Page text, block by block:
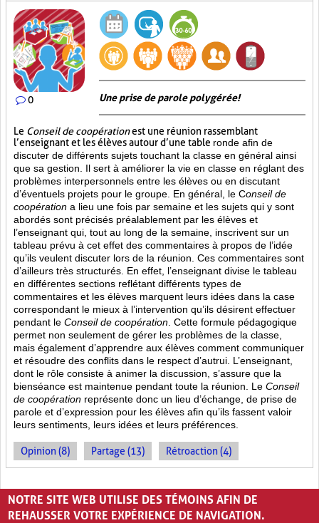
0 Une prise de parole polygérée!
Le Conseil de coopérationest une réunion rassemblant
l’enseignant et les élèves autour d’une table ronde afin de
discuter de différents sujets touchant la classe en général ainsi
que sa gestion. Il sert à améliorer la vie en classe en réglant des
problèmes interpersonnels entre les élèves ou en discutant
d’éventuels projets pour le groupe. En général, le Conseil de
coopération a lieu une fois par semaine et les sujets qui y sont
abordés sont précisés préalablement par les élèves et
l’enseignant qui, tout au long de la semaine, inscrivent sur un
tableau prévu à cet effet des commentaires à propos de l’idée
qu’ils veulent discuter lors de la réunion. Ces commentaires sont
d’ailleurs très structurés. En effet, l’enseignant divise le tableau
en différentes sections reflétant différents types de
commentaires et les élèves marquent leurs idées dans la case
correspondant le mieux à l’intervention qu’ils désirent effectuer
pendant le Conseil de coopération . Cette formule pédagogique
permet non seulement de gérer les problèmes de la classe,
mais également d’apprendre aux élèves comment communiquer
et résoudre des conflits dans le respect d’autrui. L’enseignant,
dont le rôle consiste à animer la discussion, s’assure que la
bienséance est maintenue pendant toute la réunion. Le Conseil
de coopération représente donc un lieu d’échange, de prise de
parole et d’expression pour les élèves afin qu’ils fassent valoir
leurs sentiments, leurs idées et leurs préférences.
Opinion (8) Partage (13) Rétroaction (4)
PAGES
« ‹ 1 2 3
NOTRE SITE WEB UTILISE DES TÉMOINS AFIN DE
REHAUSSER VOTRE EXPÉRIENCE DE NAVIGATION.